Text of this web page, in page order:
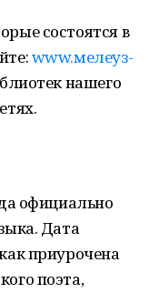
состоятся в
www.мелеуз-
нашего
официально
Дата
приурочена
поэта,